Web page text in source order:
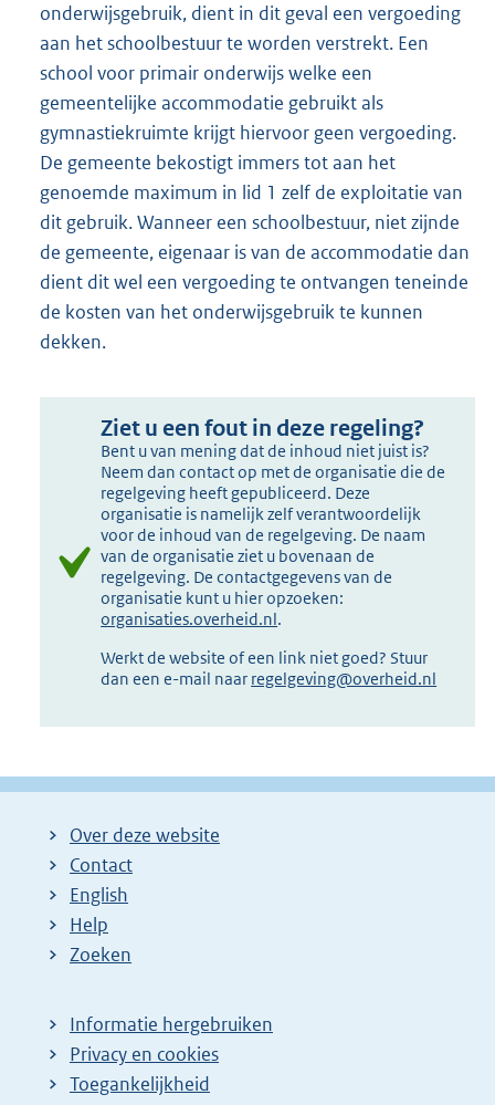
onderwijsgebruik, dient in dit geval een vergoeding
aan het schoolbestuur te worden verstrekt. Een
school voor primair onderwijs welke een
gemeentelijke accommodatie gebruikt als
gymnastiekruimte krijgt hiervoor geen vergoeding.
De gemeente bekostigt immers tot aan het
genoemde maximum in lid 1 zelf de exploitatie van
dit gebruik. Wanneer een schoolbestuur, niet zijnde
de gemeente, eigenaar is van de accommodatie dan
dient dit wel een vergoeding te ontvangen teneinde
de kosten van het onderwijsgebruik te kunnen
dekken.
Ziet u een fout in deze regeling?
Bent u van mening dat de inhoud niet juist is?
Neem dan contact op met de organisatie die de
regelgeving heeft gepubliceerd. Deze
organisatie is namelijk zelf verantwoordelijk
voor de inhoud van de regelgeving. De naam
van de organisatie ziet u bovenaan de
regelgeving. De contactgegevens van de
organisatie kunt u hier opzoeken:
organisaties.overheid.nl.
Werkt de website of een link niet goed? Stuur
dan een e-mail naar regelgeving@overheid.nl
Over deze website
Contact
English
Help
Zoeken
Informatie hergebruiken
Privacy en cookies
Toegankelijkheid